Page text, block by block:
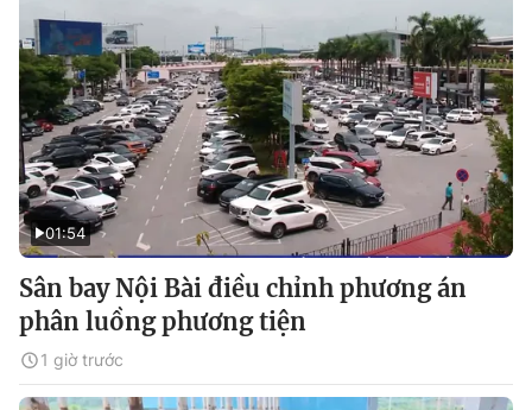
01:54
Sân bay Nội Bài điều chỉnh phương án
phân luồng phương tiện
1 giờ trước